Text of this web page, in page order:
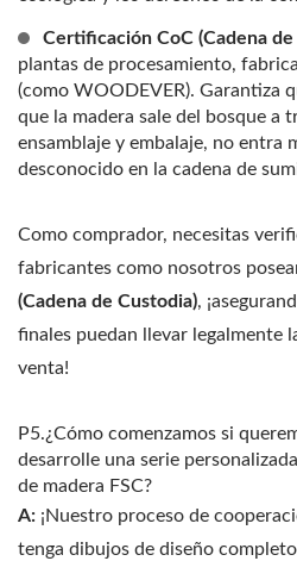
Certificación CoC (Cadena de
plantas de procesamiento,
(como WOODEVER). Garantiza
que la madera sale del bosque a
ensamblaje y embalaje, no entra
desconocido en la cadena de
Como comprador, necesitas
fabricantes como nosotros
(Cadena de Custodia),
finales puedan llevar legalmente
venta!
P5.¿Cómo comenzamos si
desarrolle una serie
de madera FSC?
A: ¡Nuestro proceso de
tenga dibujos de diseño